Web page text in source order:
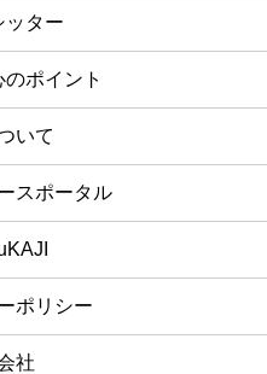
ッター
ポイント
いて
スポータル
ポリシー
社